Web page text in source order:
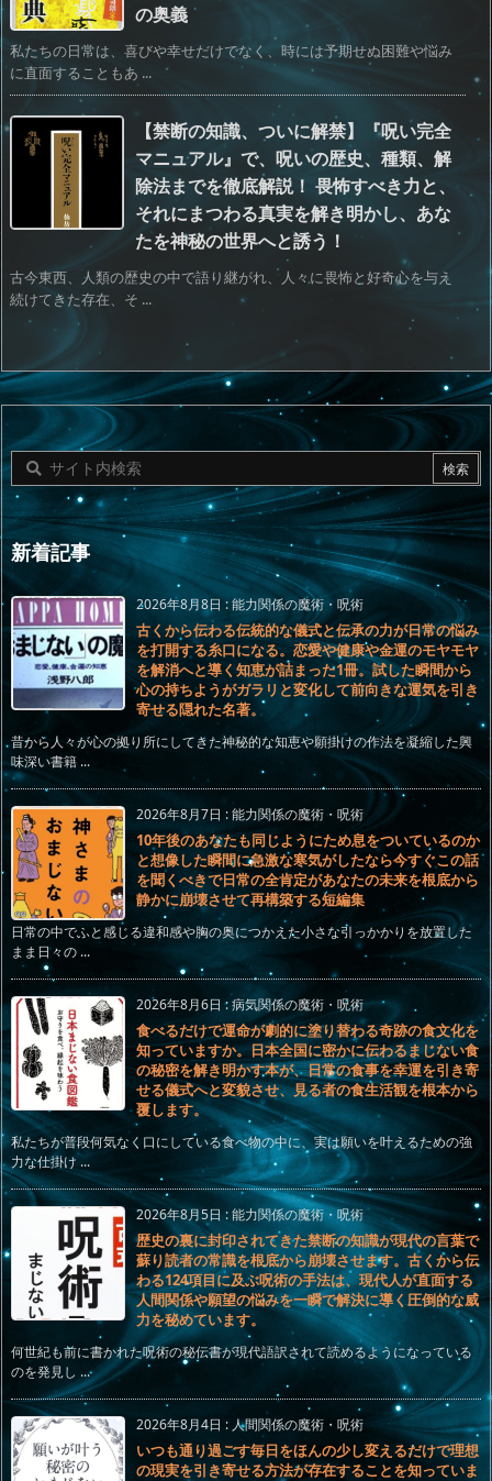
の奥義
私たちの日常は、喜びや幸せだけでなく、時には予期せぬ困難や悩み
に直面することもあ ...
【禁断の知識、ついに解禁】『呪い完全
マニュアル』で、呪いの歴史、種類、解
除法までを徹底解説！ 畏怖すべき力と、
それにまつわる真実を解き明かし、あな
たを神秘の世界へと誘う！
古今東西、人類の歴史の中で語り継がれ、人々に畏怖と好奇心を与え
続けてきた存在、そ ...
新着記事
2026年8月8日 :能力関係の魔術・呪術
古くから伝わる伝統的な儀式と伝承の力が日常の悩み
を打開する糸口になる。恋愛や健康や金運のモヤモヤ
を解消へと導く知恵が詰まった1冊。試した瞬間から
心の持ちようがガラリと変化して前向きな運気を引き
寄せる隠れた名著。
昔から人々が心の拠り所にしてきた神秘的な知恵や願掛けの作法を凝縮した興
味深い書籍 ...
2026年8月7日 :能力関係の魔術・呪術
10年後のあなたも同じようにため息をついているのか
と想像した瞬間に急激な寒気がしたなら今すぐこの話
を聞くべきで日常の全肯定があなたの未来を根底から
静かに崩壊させて再構築する短編集
日常の中でふと感じる違和感や胸の奥につかえた小さな引っかかりを放置した
まま日々の ...
2026年8月6日 :病気関係の魔術・呪術
食べるだけで運命が劇的に塗り替わる奇跡の食文化を
知っていますか。日本全国に密かに伝わるまじない食
の秘密を解き明かす本が、日常の食事を幸運を引き寄
せる儀式へと変貌させ、見る者の食生活観を根本から
覆します。
私たちが普段何気なく口にしている食べ物の中に、実は願いを叶えるための強
力な仕掛け ...
2026年8月5日 :能力関係の魔術・呪術
歴史の裏に封印されてきた禁断の知識が現代の言葉で
蘇り読者の常識を根底から崩壊させます。古くから伝
わる124項目に及ぶ呪術の手法は、現代人が直面する
人間関係や願望の悩みを一瞬で解決に導く圧倒的な威
力を秘めています。
何世紀も前に書かれた呪術の秘伝書が現代語訳されて読めるようになっている
のを発見し ...
2026年8月4日 : 人間関係の魔術・呪術
いつも通り過ごす毎日をほんの少し変えるだけで理想
の現実を引き寄せる方法が存在することを知っていま